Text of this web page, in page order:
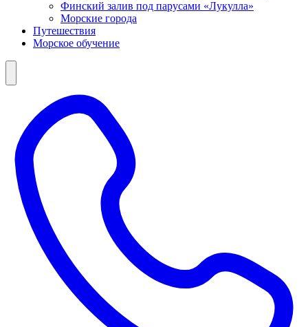
Финский залив под парусами «Лукулла»
Морские города
Путешествия
Морское обучение